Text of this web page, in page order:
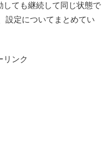
しても継続して同じ状態で
設定についてまとめてい
リンク